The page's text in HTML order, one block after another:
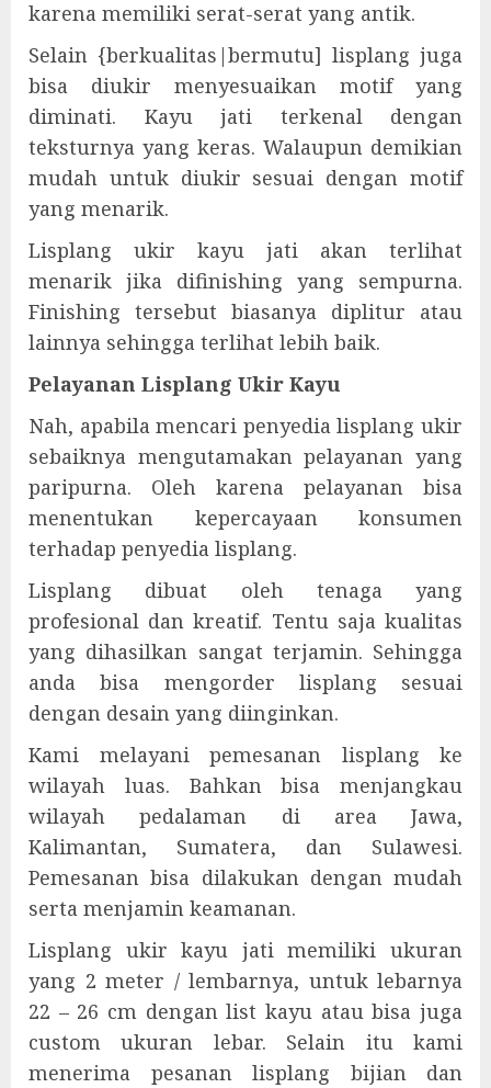
karena memiliki serat-serat yang antik.
Selain {berkualitas|bermutu] lisplang juga
bisa diukir menyesuaikan motif yang
diminati. Kayu jati terkenal dengan
teksturnya yang keras. Walaupun demikian
mudah untuk diukir sesuai dengan motif
yang menarik.
Lisplang ukir kayu jati akan terlihat
menarik jika difinishing yang sempurna.
Finishing tersebut biasanya diplitur atau
lainnya sehingga terlihat lebih baik.
Pelayanan Lisplang Ukir Kayu
Nah, apabila mencari penyedia lisplang ukir
sebaiknya mengutamakan pelayanan yang
paripurna. Oleh karena pelayanan bisa
menentukan kepercayaan konsumen
terhadap penyedia lisplang.
Lisplang dibuat oleh tenaga yang
profesional dan kreatif. Tentu saja kualitas
yang dihasilkan sangat terjamin. Sehingga
anda bisa mengorder lisplang sesuai
dengan desain yang diinginkan.
Kami melayani pemesanan lisplang ke
wilayah luas. Bahkan bisa menjangkau
wilayah pedalaman di area Jawa,
Kalimantan, Sumatera, dan Sulawesi.
Pemesanan bisa dilakukan dengan mudah
serta menjamin keamanan.
Lisplang ukir kayu jati memiliki ukuran
yang 2 meter / lembarnya, untuk lebarnya
22 – 26 cm dengan list kayu atau bisa juga
custom ukuran lebar. Selain itu kami
menerima pesanan lisplang bijian dan